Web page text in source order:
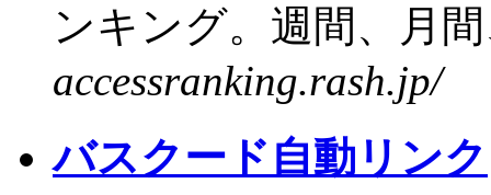
ンキング。週間、月
accessranking.rash.jp/
バスクード自動リンク